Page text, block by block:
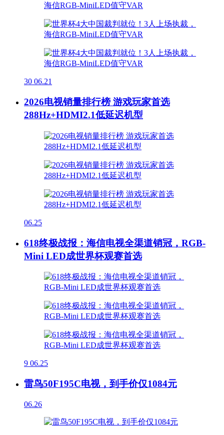
30 06.21
2026电视销量排行榜 游戏玩家首选
288Hz+HDMI2.1低延迟机型
06.25
618终极战报：海信电视全渠道销冠，RGB-
Mini LED成世界杯观赛首选
9 06.25
雷鸟50F195C电视，到手价仅1084元
06.26